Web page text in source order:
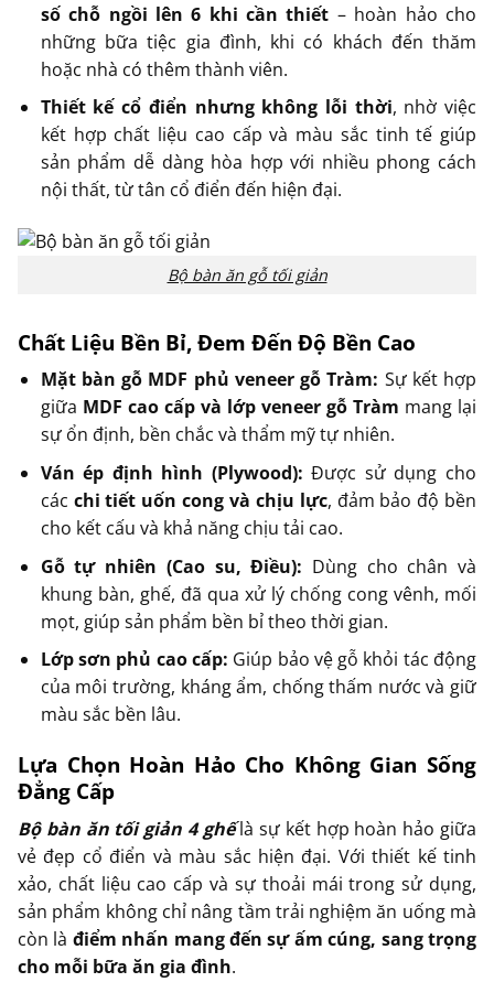
số chỗ ngồi lên 6 khi cần thiết – hoàn hảo cho
những bữa tiệc gia đình, khi có khách đến thăm
hoặc nhà có thêm thành viên.
Thiết kế cổ điển nhưng không lỗi thời, nhờ việc
kết hợp chất liệu cao cấp và màu sắc tinh tế giúp
sản phẩm dễ dàng hòa hợp với nhiều phong cách
nội thất, từ tân cổ điển đến hiện đại.
Bộ bàn ăn gỗ tối giản
Chất Liệu Bền Bỉ, Đem Đến Độ Bền Cao
Mặt bàn gỗ MDF phủ veneer gỗ Tràm: Sự kết hợp
giữa MDF cao cấp và lớp veneer gỗ Tràm mang lại
sự ổn định, bền chắc và thẩm mỹ tự nhiên.
Ván ép định hình (Plywood): Được sử dụng cho
các chi tiết uốn cong và chịu lực, đảm bảo độ bền
cho kết cấu và khả năng chịu tải cao.
Gỗ tự nhiên (Cao su, Điều): Dùng cho chân và
khung bàn, ghế, đã qua xử lý chống cong vênh, mối
mọt, giúp sản phẩm bền bỉ theo thời gian.
Lớp sơn phủ cao cấp: Giúp bảo vệ gỗ khỏi tác động
của môi trường, kháng ẩm, chống thấm nước và giữ
màu sắc bền lâu.
Lựa Chọn Hoàn Hảo Cho Không Gian Sống
Đẳng Cấp
Bộ bàn ăn tối giản 4 ghếlà sự kết hợp hoàn hảo giữa
vẻ đẹp cổ điển và màu sắc hiện đại. Với thiết kế tinh
xảo, chất liệu cao cấp và sự thoải mái trong sử dụng,
sản phẩm không chỉ nâng tầm trải nghiệm ăn uống mà
còn là điểm nhấn mang đến sự ấm cúng, sang trọng
cho mỗi bữa ăn gia đình.